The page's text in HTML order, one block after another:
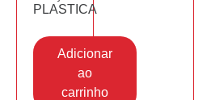
PLASTICA
Adicionar
ao
carrinho